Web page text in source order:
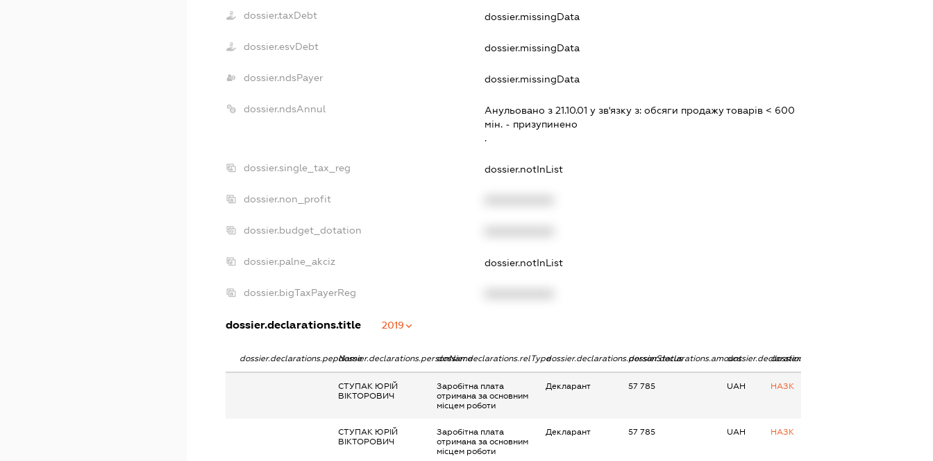
dossier.taxDebt dossier.missingData
dossier.esvDebt dossier.missingData
dossier.ndsPayer dossier.missingData
dossier.ndsAnnul Анульовано з 21.10.01 у зв'язку з: обсяги продажу товарiв < 600
мiн. - призупинено
.
dossier.single_tax_reg dossier.notInList
dossier.non_profit
dossier.budget_dotation
dossier.palne_akciz dossier.notInList
dossier.bigTaxPayerReg
dossier.declarations.title 2019
dossier.declarations.pepNamedossier.declarations.personNamedossier.declarations.relTypedossier.declarations.personStatusdossier.declarations.amountdossier.declarations.currency
dossier.declarations.source
СТУПАК ЮРІЙ
ВІКТОРОВИЧ
Заробітна плата
отримана за основним
місцем роботи
Декларант 57 785 UAH НАЗК
СТУПАК ЮРІЙ
ВІКТОРОВИЧ
Заробітна плата
отримана за основним
місцем роботи
Декларант 57 785 UAH НАЗК